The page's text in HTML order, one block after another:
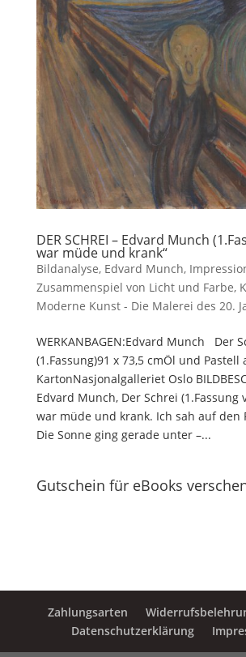
DER SCHREI – Edvard Munch
war müde und krank“
Bildanalyse, Edvard Munch,
Zusammenspiel von Licht und Farbe,
Moderne Kunst - Die Malerei des 20.
WERKANBAGEN:Edvard Munch Der
(1.Fassung)91 x 73,5 cmÖl und Pastell
KartonNasjonalgalleriet Oslo
Edvard Munch, Der Schrei (1.Fassung
war müde und krank. Ich sah auf den
Die Sonne ging gerade unter –...
Gutschein für eBooks
Zahlungsarten
Datenschutzerklärung